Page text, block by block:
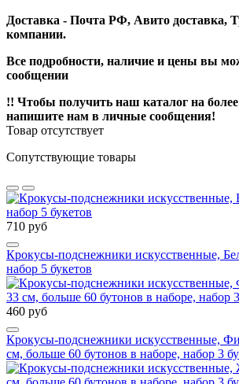
Доставка - Почта РФ, Авито доставка,
компании.
Все подробности, наличие и цены вы
сообщении
!! Чтобы получить наш каталог на
напишите нам в личные сообщения!
Товар отсутствует
Сопутствующие товары
710 руб
Крокусы-подснежники искусственные,
набор 5 букетов
460 руб
Крокусы-подснежники искусственные,
см, больше 60 бутонов в наборе, набор 3